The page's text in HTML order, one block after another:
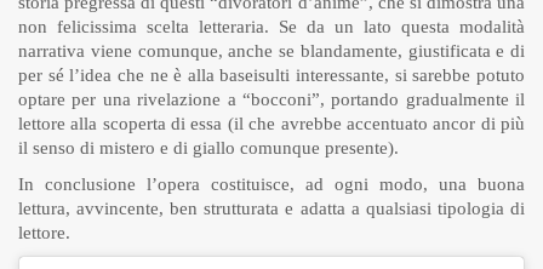
non felicissima scelta letteraria. Se da un lato questa modalità
narrativa viene comunque, anche se blandamente, giustificata e di
per sé l’idea che ne è alla baseisulti interessante, si sarebbe potuto
optare per una rivelazione a “bocconi”, portando gradualmente il
lettore alla scoperta di essa (il che avrebbe accentuato ancor di più
il senso di mistero e di giallo comunque presente).
In conclusione l’opera costituisce, ad ogni modo, una buona
lettura, avvincente, ben strutturata e adatta a qualsiasi tipologia di
lettore.